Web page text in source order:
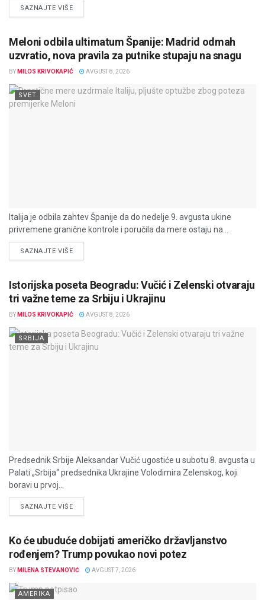
SAZNAJTE VIŠEDETAILS
Meloni odbila ultimatum Španije: Madrid odmah
uzvratio, nova pravila za putnike stupaju na snagu
BY MILOS KRIVOKAPIĆ AVGUST 8, 2026
SVET
Italija je odbila zahtev Španije da do nedelje 9. avgusta ukine
privremene granične kontrole i poručila da mere ostaju na...
SAZNAJTE VIŠEDETAILS
Istorijska poseta Beogradu: Vučić i Zelenski otvaraju
tri važne teme za Srbiju i Ukrajinu
BY MILOS KRIVOKAPIĆ AVGUST 8, 2026
SRBIJA
Predsednik Srbije Aleksandar Vučić ugostiće u subotu 8. avgusta u
Palati „Srbija“ predsednika Ukrajine Volodimira Zelenskog, koji
boravi u prvoj...
SAZNAJTE VIŠEDETAILS
Ko će ubuduće dobijati američko državljanstvo
rođenjem? Trump povukao novi potez
BY MILENA STEVANOVIĆ AVGUST 7, 2026
AMERIKA